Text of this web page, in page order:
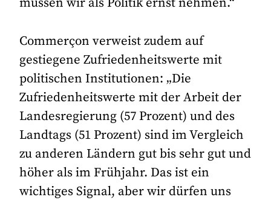
müssen wir als Politik ernst nehmen.“
Commerçon verweist zudem auf
gestiegene Zufriedenheitswerte mit
politischen Institutionen: „Die
Zufriedenheitswerte mit der Arbeit der
Landesregierung (57 Prozent) und des
Landtags (51 Prozent) sind im Vergleich
zu anderen Ländern gut bis sehr gut und
höher als im Frühjahr. Das ist ein
wichtiges Signal, aber wir dürfen uns